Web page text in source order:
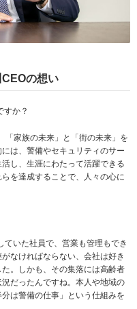
の想い
すか？
「家族の未来」と「街の未来」を
は、警備やセキュリティのサー
し、生涯にわたって活躍できる
を達成することで、人々の心に
ていた社員で、営業も管理もでき
なければならない、会社は好き
。しかも、その集落には高齢者
だったんですね。本人や地域の
は警備の仕事」という仕組みを